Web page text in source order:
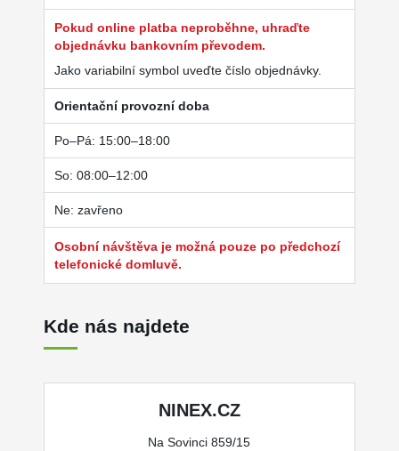
Pokud online platba neproběhne, uhraďte
objednávku bankovním převodem.
Jako variabilní symbol uveďte číslo objednávky.
Orientační provozní doba
Po–Pá: 15:00–18:00
So: 08:00–12:00
Ne: zavřeno
Osobní návštěva je možná pouze po předchozí
telefonické domluvě.
Kde nás najdete
NINEX.CZ
Na Sovinci 859/15